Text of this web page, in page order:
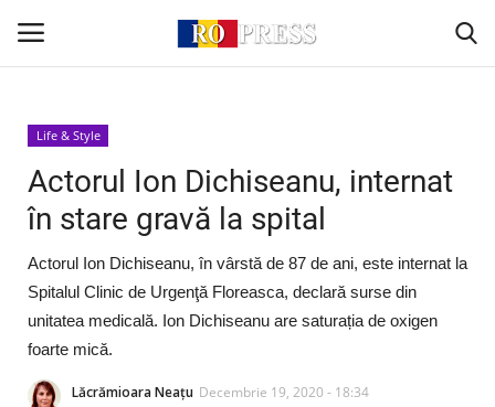
Conectare
Acasă
Intern
Extern
Life & Style
Actorul Ion Dichiseanu, internat
în stare gravă la spital
Actorul Ion Dichiseanu, în vârstă de 87 de ani, este internat la
Spitalul Clinic de Urgenţă Floreasca, declară surse din
unitatea medicală. Ion Dichiseanu are saturația de oxigen
foarte mică.
Lăcrămioara Neațu Decembrie 19, 2020 - 18:34